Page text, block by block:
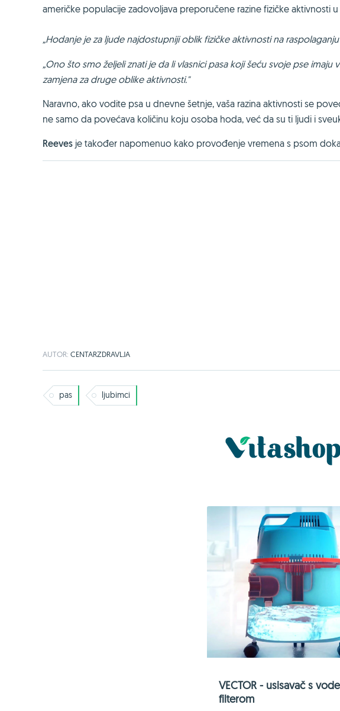
američke populacije zadovoljava preporučene razine fizičke aktivnosti
„Hodanje je za ljude najdostupniji oblik fizičke aktivnosti na raspolaganju
„Ono što smo željeli znati je da li vlasnici pasa koji šeću svoje pse
zamjena za druge oblike aktivnosti."
Naravno, ako vodite psa u dnevne šetnje, vaša razina aktivnosti se
ne samo da povećava količinu koju osoba hoda, već da su ti ljudi i
Reeves je također napomenuo kako provođenje vremena s psom
AUTOR: CENTARZDRAVLJA
pas ljubimci
VECTOR - usisavač s
filterom